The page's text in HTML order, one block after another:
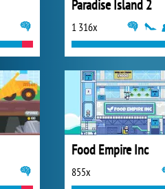
Paradise Island 2
1 316x
Food Empire Inc
855x